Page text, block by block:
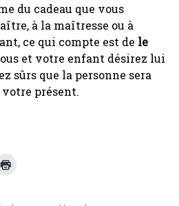
du cadeau que vous
à la maîtresse ou à
ce qui compte est de le
et votre enfant désirez lui
sûrs que la personne sera
présent.